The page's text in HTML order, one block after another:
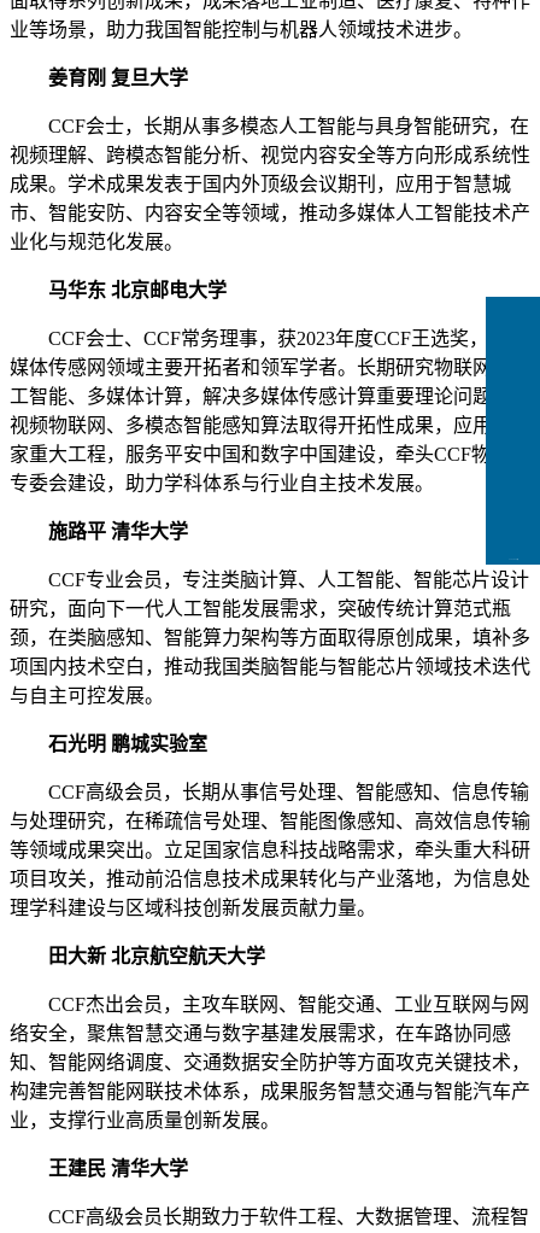
业等场景，助力我国智能控制与机器人领域技术进步。
姜育刚 复旦大学
CCF会士，长期从事多模态人工智能与具身智能研究，在
视频理解、跨模态智能分析、视觉内容安全等方向形成系统性
成果。学术成果发表于国内外顶级会议期刊，应用于智慧城
市、智能安防、内容安全等领域，推动多媒体人工智能技术产
业化与规范化发展。
马华东 北京邮电大学
CCF会士、CCF常务理事，获2023年度CCF王选奖，是多
媒体传感网领域主要开拓者和领军学者。长期研究物联网、人
工智能、多媒体计算，解决多媒体传感计算重要理论问题，在
视频物联网、多模态智能感知算法取得开拓性成果，应用于国
家重大工程，服务平安中国和数字中国建设，牵头CCF物联网
专委会建设，助力学科体系与行业自主技术发展。
施路平 清华大学
CCF专业会员，专注类脑计算、人工智能、智能芯片设计
研究，面向下一代人工智能发展需求，突破传统计算范式瓶
颈，在类脑感知、智能算力架构等方面取得原创成果，填补多
项国内技术空白，推动我国类脑智能与智能芯片领域技术迭代
与自主可控发展。
石光明 鹏城实验室
CCF高级会员，长期从事信号处理、智能感知、信息传输
与处理研究，在稀疏信号处理、智能图像感知、高效信息传输
等领域成果突出。立足国家信息科技战略需求，牵头重大科研
项目攻关，推动前沿信息技术成果转化与产业落地，为信息处
理学科建设与区域科技创新发展贡献力量。
田大新 北京航空航天大学
CCF杰出会员，主攻车联网、智能交通、工业互联网与网
络安全，聚焦智慧交通与数字基建发展需求，在车路协同感
知、智能网络调度、交通数据安全防护等方面攻克关键技术，
构建完善智能网联技术体系，成果服务智慧交通与智能汽车产
业，支撑行业高质量创新发展。
王建民 清华大学
CCF高级会员长期致力于软件工程、大数据管理、流程智